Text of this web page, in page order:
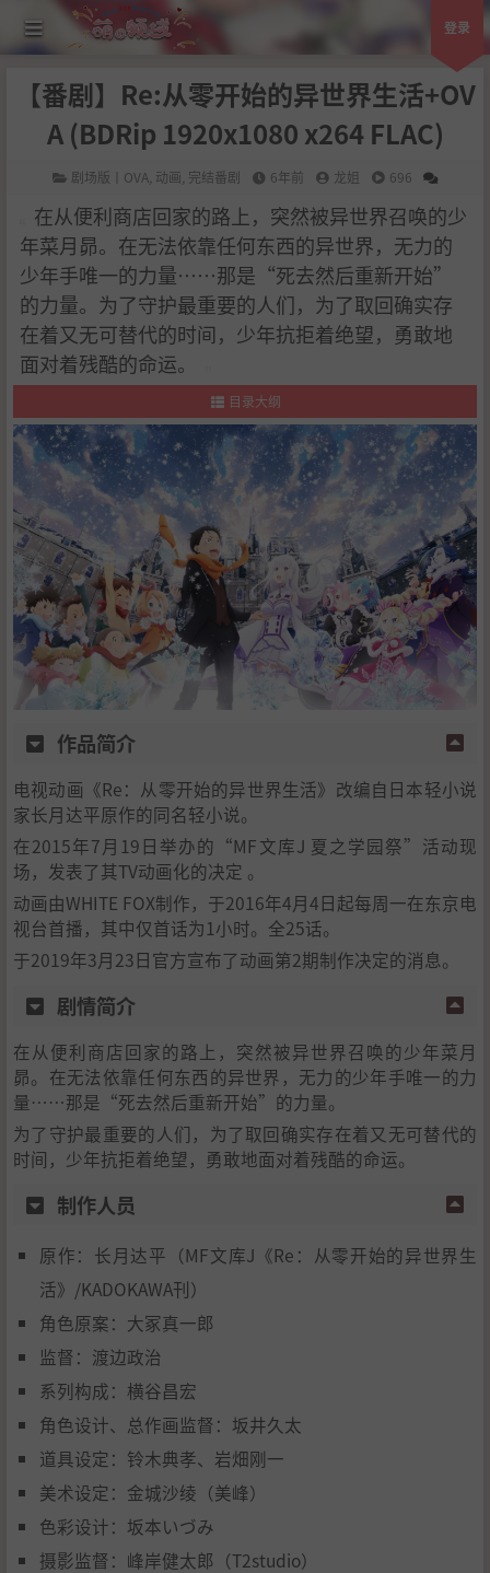
登录
【番剧】Re:从零开始的异世界生活+OV
A (BDRip 1920x1080 x264 FLAC)
剧场版丨OVA 动画 完结番剧 6年前 龙姐 696
在从便利商店回家的路上，突然被异世界召唤的少
年菜月昴。在无法依靠任何东西的异世界，无力的
少年手唯一的力量……那是“死去然后重新开始”
的力量。为了守护最重要的人们，为了取回确实存
在着又无可替代的时间，少年抗拒着绝望，勇敢地
面对着残酷的命运。
目录大纲
1.作品简介
. 剧情简介
制作人员
.
制作相关
5.动画化准备
6.声优的选择
7.幕后小花絮
作品简介
电视动画《Re：从零开始的异世界生活》改编自日本轻小说
家长月达平原作的同名轻小说。
在2015年7月19日举办的“MF文库J 夏之学园祭”活动现
场，发表了其TV动画化的决定 。
动画由WHITE FOX制作，于2016年4月4日起每周一在东京电
视台首播，其中仅首话为1小时。全25话。
于2019年3月23日官方宣布了动画第2期制作决定的消息。
剧情简介
在从便利商店回家的路上，突然被异世界召唤的少年菜月
昴。在无法依靠任何东西的异世界，无力的少年手唯一的力
量……那是“死去然后重新开始”的力量。
为了守护最重要的人们，为了取回确实存在着又无可替代的
时间，少年抗拒着绝望，勇敢地面对着残酷的命运。
制作人员
原作：长月达平（MF文库J《Re：从零开始的异世界生
活》/KADOKAWA刊）
角色原案：大冢真一郎
监督：渡边政治
系列构成：横谷昌宏
角色设计、总作画监督：坂井久太
道具设定：铃木典孝、岩畑刚一
美术设定：金城沙绫（美峰）
色彩设计：坂本いづみ
摄影监督：峰岸健太郎（T2studio）